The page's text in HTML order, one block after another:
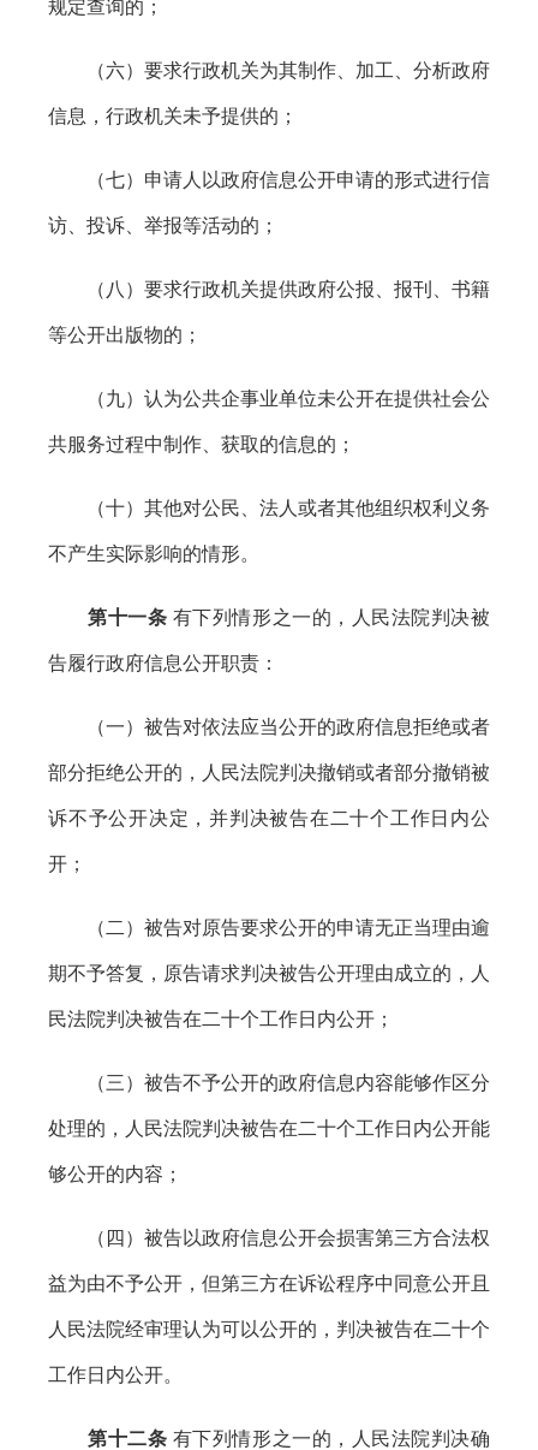
规定查询的；
（六）要求行政机关为其制作、加工、分析政府
信息，行政机关未予提供的；
（七）申请人以政府信息公开申请的形式进行信
访、投诉、举报等活动的；
（八）要求行政机关提供政府公报、报刊、书籍
等公开出版物的；
（九）认为公共企事业单位未公开在提供社会公
共服务过程中制作、获取的信息的；
（十）其他对公民、法人或者其他组织权利义务
不产生实际影响的情形。
第十一条 有下列情形之一的，人民法院判决被
告履行政府信息公开职责：
（一）被告对依法应当公开的政府信息拒绝或者
部分拒绝公开的，人民法院判决撤销或者部分撤销被
诉不予公开决定，并判决被告在二十个工作日内公
开；
（二）被告对原告要求公开的申请无正当理由逾
期不予答复，原告请求判决被告公开理由成立的，人
民法院判决被告在二十个工作日内公开；
（三）被告不予公开的政府信息内容能够作区分
处理的，人民法院判决被告在二十个工作日内公开能
够公开的内容；
（四）被告以政府信息公开会损害第三方合法权
益为由不予公开，但第三方在诉讼程序中同意公开且
人民法院经审理认为可以公开的，判决被告在二十个
工作日内公开。
第十二条 有下列情形之一的，人民法院判决确